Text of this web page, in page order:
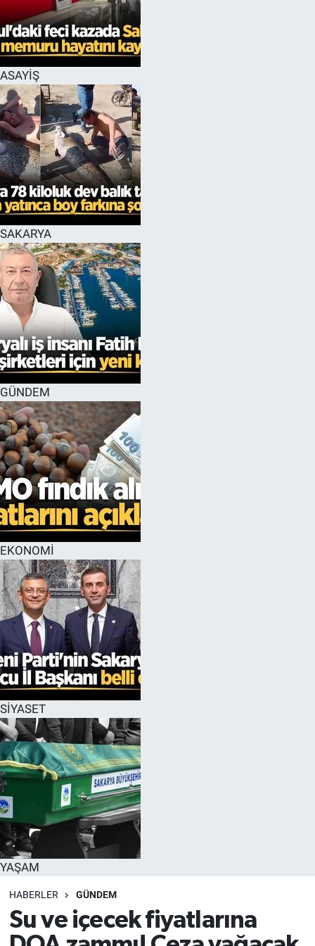
ASAYİŞ
SAKARYA
GÜNDEM
EKONOMİ
SİYASET
YAŞAM
HABERLER GÜNDEM
Su ve içecek fiyatlarına
EĞİTİM
MAGAZİN
ÖZEL HABER
HALK54 PANORAMA